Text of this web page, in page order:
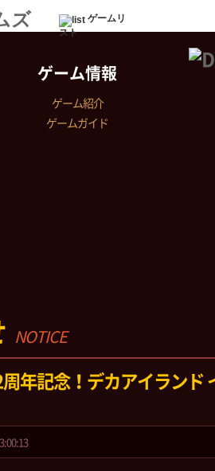
ゲームリ
スト
ゲーム情報
ゲーム紹介
ゲームガイド
NOTICE
周年記念！デカアイランド